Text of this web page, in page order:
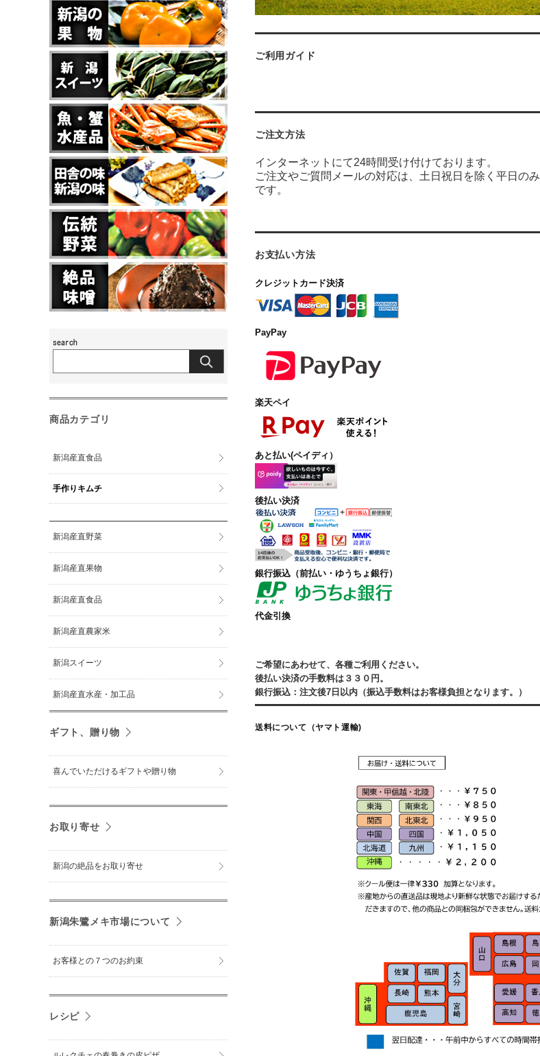
ご利用ガイド
ご注文方法
インターネットにて24時間受け付けております。
ご注文やご質問メールの対応は、土日祝日を除く平日のみ
です。
お支払い方法
クレジットカード決済
PayPay
楽天ペイ
あと払い(ペイディ）
後払い決済
銀行振込 （前払い・ゆうちょ銀行）
代金引換
ご希望にあわせて、各種ご利用ください。
後払い決済の手数料は３３０円。
銀行振込：注文後7日以内（振込手数料はお客様負担となります。）
送料について（ヤマト運輸)
商品カテゴリ
新潟産直食品
手作りキムチ
新潟産直野菜
新潟産直果物
新潟産直食品
新潟産直農家米
新潟スイーツ
新潟産直水産・加工品
ギフト、贈り物
喜んでいただけるギフトや贈り物
お取り寄せ
新潟の絶品をお取り寄せ
新潟朱鷺メキ市場について
お客様との７つのお約束
レシピ